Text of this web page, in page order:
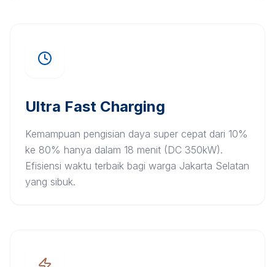
Ultra Fast Charging
Kemampuan pengisian daya super cepat dari 10%
ke 80% hanya dalam 18 menit (DC 350kW).
Efisiensi waktu terbaik bagi warga Jakarta Selatan
yang sibuk.